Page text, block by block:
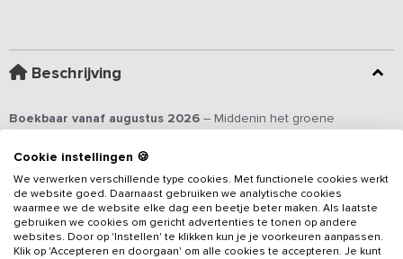
Beschrijving
Boekbaar vanaf augustus 2026 – Middenin het groene
vakantieadres, bestaande uit 8 appartementen. Het verblijf is
geschikt voor maximaal22 personen en beschikt over 9
slaapkamers en 8 badkamers. De voormalige boerderij heeft
haar karakteristieke uitstraling behouden en combineert
authentieke elementen met moderne voorzieningen.Zo zijn er
meerdere bubbelbaden in de appartmenten en beschik je over
Lees meer
Cookie instellingen 🍪
We verwerken verschillende type cookies. Met functionele cookies werkt
de website goed. Daarnaast gebruiken we analytische cookies
waarmee we de website elke dag een beetje beter maken. Als laatste
gebruiken we cookies om gericht advertenties te tonen op andere
websites. Door op 'Instellen' te klikken kun je je voorkeuren aanpassen.
Klik op 'Accepteren en doorgaan' om alle cookies te accepteren. Je kunt